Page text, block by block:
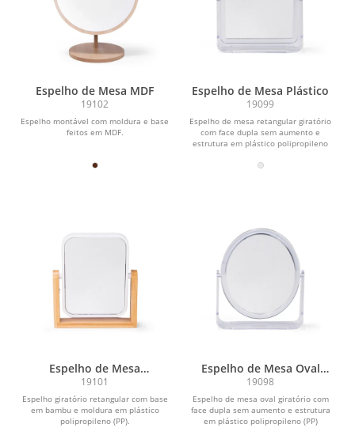
Espelho de Mesa MDF
19102
Espelho montável com moldura e base
feitos em MDF.
Espelho de Mesa Plástico
19099
Espelho de mesa retangular giratório
com face dupla sem aumento e
estrutura em plástico polipropileno
Espelho de Mesa
Retangular Bambu
19101
Espelho giratório retangular com base
em bambu e moldura em plástico
polipropileno (PP).
Espelho de Mesa Oval
Plástico
19098
Espelho de mesa oval giratório com
face dupla sem aumento e estrutura
em plástico polipropileno (PP)